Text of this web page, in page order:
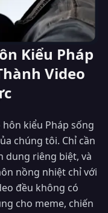
Kiểu Pháp
Video
kiểu Pháp sống
chúng tôi. Chỉ cần
dung riêng biệt, và
nồng nhiệt chỉ với
đều không có
cho meme, chiến